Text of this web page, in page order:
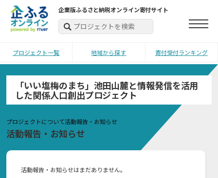
企業版ふるさと納税オンライン寄付サイト
プロジェクト一覧 地域から探す 寄付受付ランキング
「いい塩梅のまち」池田山麓と情報発信を活用
した関係人口創出プロジェクト
プロジェクトについて活動報告・お知らせ
活動報告・お知らせ
活動報告・お知らせはまだありません。